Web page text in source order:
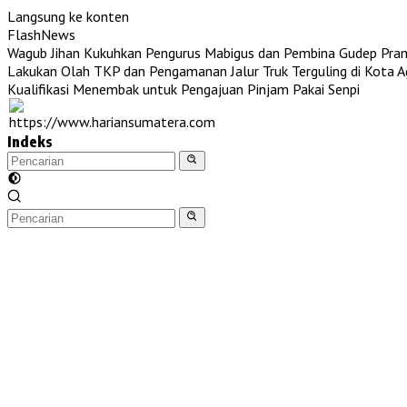
Langsung ke konten
FlashNews
Wagub Jihan Kukuhkan Pengurus Mabigus dan Pembina Gudep
Lakukan Olah TKP dan Pengamanan Jalur Truk Terguling di Kota
Kualifikasi Menembak untuk Pengajuan Pinjam Pakai Senpi
Indeks